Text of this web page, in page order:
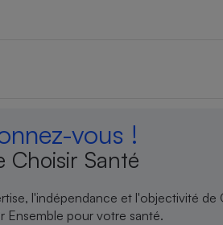
vous !
Choisir Santé
l'indépendance et l'objectivité de
Ensemble pour votre santé.